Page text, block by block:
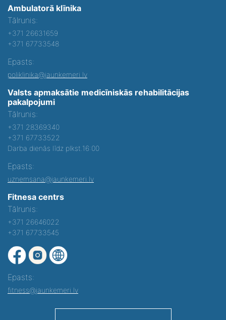
Ambulatorā klīnika
Tālrunis:
+371 26631659
+371 67733548
Epasts:
poliklinika@jaunkemeri.lv
Valsts apmaksātie medicīniskās rehabilitācijas
pakalpojumi
Tālrunis:
+371 28369340
+371 67733522
Darba dienās līdz plkst.16:00
Epasts:
uznemsana@jaunkemeri.lv
Fitnesa centrs
Tālrunis:
+371 26646022
+371 67733545
Epasts:
fitness@jaunkemeri.lv